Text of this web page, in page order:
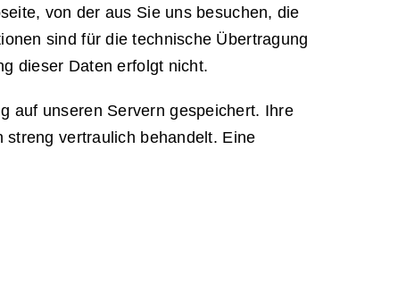
von der aus Sie uns besuchen, die
sind für die technische Übertragung
dieser Daten erfolgt nicht.
auf unseren Servern gespeichert. Ihre
vertraulich behandelt. Eine